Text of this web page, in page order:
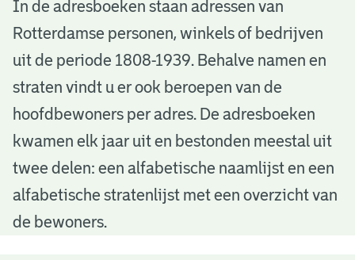
A
d
e
b
o
e
In de adresboeken staan adressen van
Rotterdamse personen, winkels of bedrijven
uit de periode 1808-1939. Behalve namen en
straten vindt u er ook beroepen van de
hoofdbewoners per adres. De adresboeken
kwamen elk jaar uit en bestonden meestal uit
twee delen: een alfabetische naamlijst en een
alfabetische stratenlijst met een overzicht van
de bewoners.